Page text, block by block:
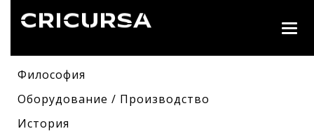
Философия
Оборудование / Производство
История